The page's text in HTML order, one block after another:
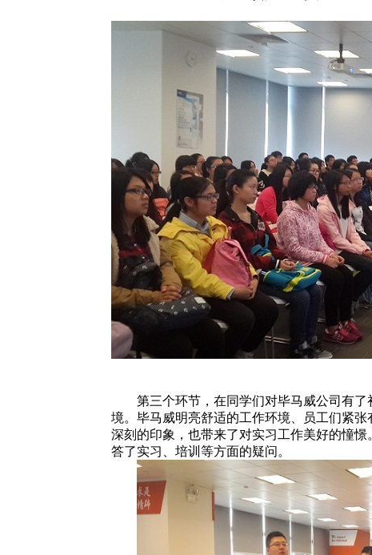
第三个环节，在同学们对毕马威公司有
境。毕马威明亮舒适的工作环境、员工们紧
深刻的印象，也带来了对实习工作美好的憧
答了实习、培训等方面的疑问。